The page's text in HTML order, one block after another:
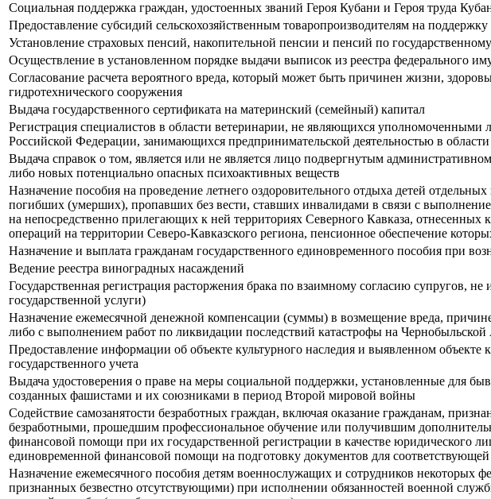
Социальная поддержка граждан, удостоенных званий Героя Кубани и Героя труда
Предоставление субсидий сельскохозяйственным товаропроизводителям на
Установление страховых пенсий, накопительной пенсии и пенсий по
Осуществление в установленном порядке выдачи выписок из реестра федерального
Согласование расчета вероятного вреда, который может быть причинен жизни,
гидротехнического сооружения
Выдача государственного сертификата на материнский (семейный) капитал
Регистрация специалистов в области ветеринарии, не являющихся
Российской Федерации, занимающихся предпринимательской деятельностью в
Выдача справок о том, является или не является лицо подвергнутым
либо новых потенциально опасных психоактивных веществ
Назначение пособия на проведение летнего оздоровительного отдыха детей
погибших (умерших), пропавших без вести, ставших инвалидами в связи с
на непосредственно прилегающих к ней территориях Северного Кавказа, отнесенных
операций на территории Северо-Кавказского региона, пенсионное обеспечение
Назначение и выплата гражданам государственного единовременного пособия при
Ведение реестра виноградных насаждений
Государственная регистрация расторжения брака по взаимному согласию супругов,
государственной услуги)
Назначение ежемесячной денежной компенсации (суммы) в возмещение вреда,
либо с выполнением работ по ликвидации последствий катастрофы на
Предоставление информации об объекте культурного наследия и выявленном
государственного учета
Выдача удостоверения о праве на меры социальной поддержки, установленные для
созданных фашистами и их союзниками в период Второй мировой войны
Содействие самозанятости безработных граждан, включая оказание гражданам,
безработными, прошедшим профессиональное обучение или получившим
финансовой помощи при их государственной регистрации в качестве юридического
единовременной финансовой помощи на подготовку документов для соответствующей
Назначение ежемесячного пособия детям военнослужащих и сотрудников
признанных безвестно отсутствующими) при исполнении обязанностей военной